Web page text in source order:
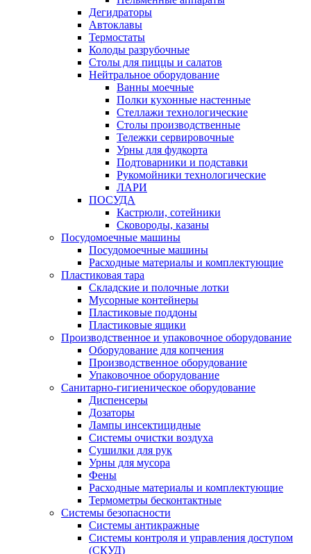
Дегидраторы
Автоклавы
Термостаты
Колоды разрубочные
Столы для пиццы и салатов
Нейтральное оборудование
Ванны моечные
Полки кухонные настенные
Стеллажи технологические
Столы производственные
Тележки сервировочные
Урны для фудкорта
Подтоварники и подставки
Рукомойники технологические
ЛАРИ
ПОСУДА
Кастрюли, сотейники
Сковороды, казаны
Посудомоечные машины
Посудомоечные машины
Расходные материалы и комплектующие
Пластиковая тара
Складские и полочные лотки
Мусорные контейнеры
Пластиковые поддоны
Пластиковые ящики
Производственное и упаковочное оборудование
Оборудование для копчения
Производственное оборудование
Упаковочное оборудование
Санитарно-гигиеническое оборудование
Диспенсеры
Дозаторы
Лампы инсектицидные
Системы очистки воздуха
Сушилки для рук
Урны для мусора
Фены
Расходные материалы и комплектующие
Термометры бесконтактные
Системы безопасности
Системы антикражные
Системы контроля и управления доступом
(СКУД)